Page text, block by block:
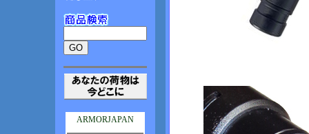
ARMORJAPAN